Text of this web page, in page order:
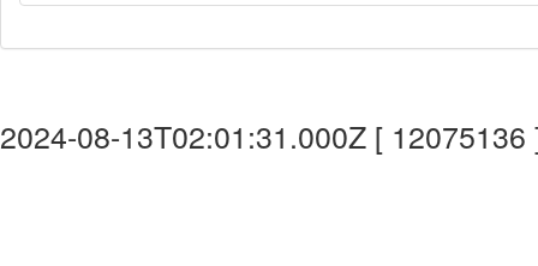
2024-08-13T02:01:31.000Z [ 12075136